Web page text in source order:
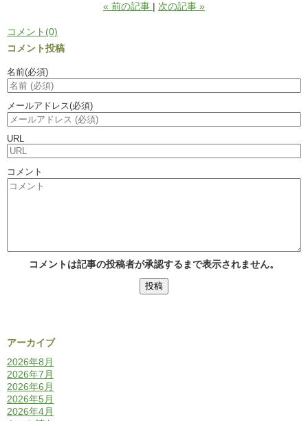
« 前の記事 次の記事 »
コメント(0)
コメント投稿
名前(必須)
メールアドレス(必須)
URL
コメント
コメントは記事の投稿者が承認するまで表示されません。
アーカイブ
2026年8月
2026年7月
2026年6月
2026年5月
2026年4月